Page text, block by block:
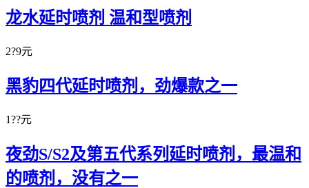
龙水延时喷剂 温和型喷剂
2?9元
黑豹四代延时喷剂，劲爆款之一
1??元
夜劲S/S2及第五代系列延时喷剂，最温和
的喷剂，没有之一